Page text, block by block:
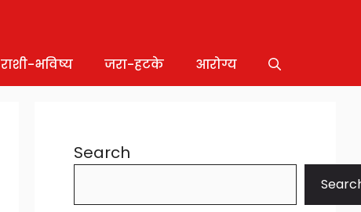
राशी-भविष्य जरा-हटके आरोग्य
Search